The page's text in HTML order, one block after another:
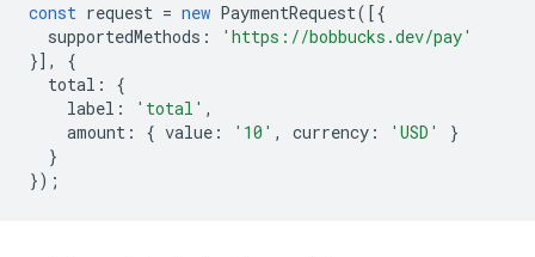
const request = new PaymentRequest([{
supportedMethods :
'https://bobbucks.dev/pay'
}],
{
total :
{
label : 'total' ,
amount : { value : '10' , currency : 'USD'
}
}
});